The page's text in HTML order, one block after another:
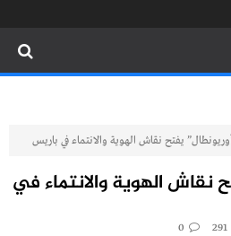
يفتح نقاش الهوية والانتماء في باريس
نقاش الهوية والانتماء في
291
0